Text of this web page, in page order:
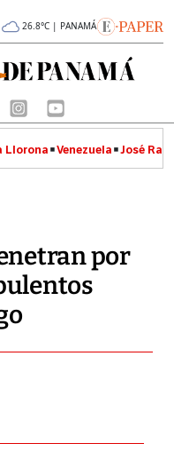
26.8°C | PANAMÁ
Llorona Venezuela José
por